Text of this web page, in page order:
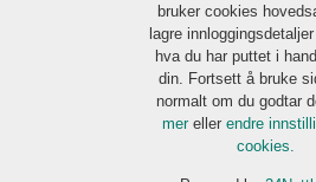
bruker cookies
lagre
hva du har puttet i
din. Fortsett å bruke
normalt om du godtar
mer eller endre
cookies.